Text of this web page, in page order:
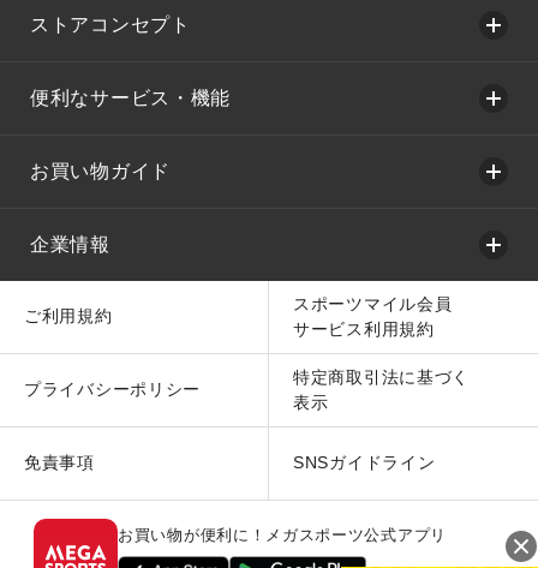
ストアコンセプト
便利なサービス・機能
お買い物ガイド
企業情報
ご利用規約
スポーツマイル会員
サービス利用規約
プライバシーポリシー
特定商取引法に基づく
表示
免責事項 SNSガイドライン
お買い物が便利に！メガスポーツ公式アプリ